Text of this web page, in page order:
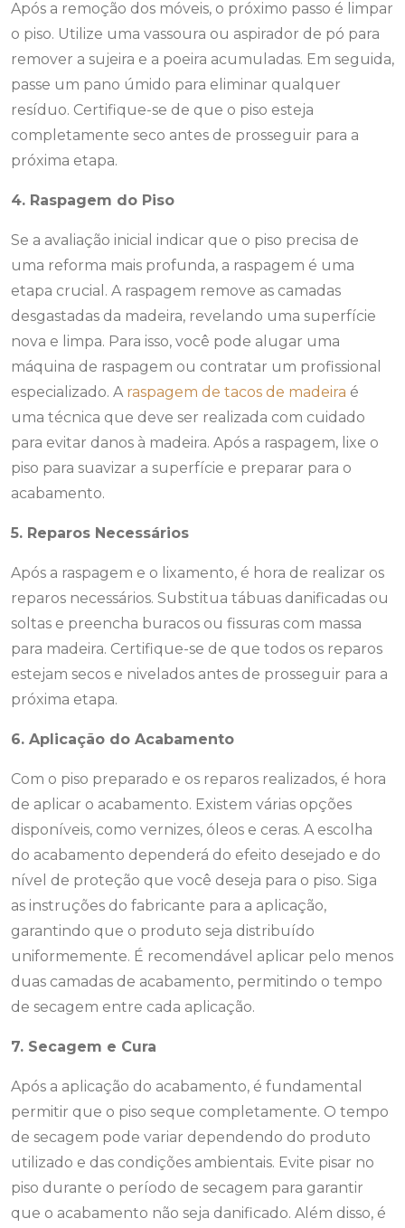
Após a remoção dos móveis, o próximo passo é limpar
o piso. Utilize uma vassoura ou aspirador de pó para
remover a sujeira e a poeira acumuladas. Em seguida,
passe um pano úmido para eliminar qualquer
resíduo. Certifique-se de que o piso esteja
completamente seco antes de prosseguir para a
próxima etapa.
4. Raspagem do Piso
Se a avaliação inicial indicar que o piso precisa de
uma reforma mais profunda, a raspagem é uma
etapa crucial. A raspagem remove as camadas
desgastadas da madeira, revelando uma superfície
nova e limpa. Para isso, você pode alugar uma
máquina de raspagem ou contratar um profissional
especializado. A raspagem de tacos de madeira é
uma técnica que deve ser realizada com cuidado
para evitar danos à madeira. Após a raspagem, lixe o
piso para suavizar a superfície e preparar para o
acabamento.
5. Reparos Necessários
Após a raspagem e o lixamento, é hora de realizar os
reparos necessários. Substitua tábuas danificadas ou
soltas e preencha buracos ou fissuras com massa
para madeira. Certifique-se de que todos os reparos
estejam secos e nivelados antes de prosseguir para a
próxima etapa.
6. Aplicação do Acabamento
Com o piso preparado e os reparos realizados, é hora
de aplicar o acabamento. Existem várias opções
disponíveis, como vernizes, óleos e ceras. A escolha
do acabamento dependerá do efeito desejado e do
nível de proteção que você deseja para o piso. Siga
as instruções do fabricante para a aplicação,
garantindo que o produto seja distribuído
uniformemente. É recomendável aplicar pelo menos
duas camadas de acabamento, permitindo o tempo
de secagem entre cada aplicação.
7. Secagem e Cura
Após a aplicação do acabamento, é fundamental
permitir que o piso seque completamente. O tempo
de secagem pode variar dependendo do produto
utilizado e das condições ambientais. Evite pisar no
piso durante o período de secagem para garantir
que o acabamento não seja danificado. Além disso, é